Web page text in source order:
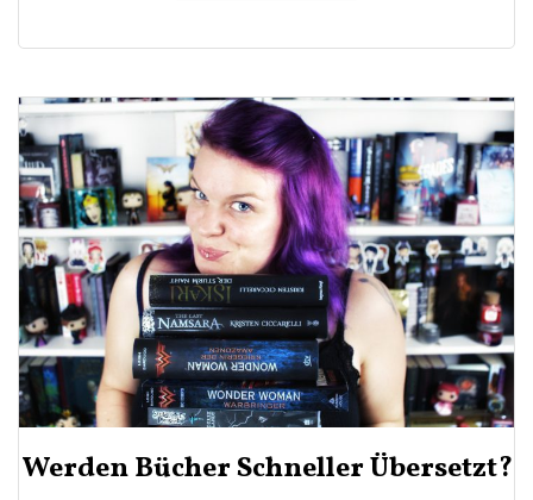
Werden Bücher Schneller Übersetzt?